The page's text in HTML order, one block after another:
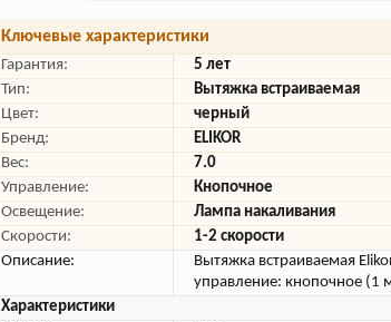
Ключевые характеристики
Гарантия:
5 лет
Тип:
Вытяжка встраиваемая
Цвет:
черный
Бренд:
ELIKOR
Вес:
7.0
Управление:
Кнопочное
Освещение:
Лампа накаливания
Скорости:
1-2 скорости
Описание:
Вытяжка встраиваемая
управление: кнопочное (1
Характеристики